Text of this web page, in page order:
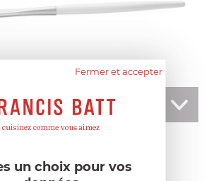
AFFINER
votre recherche
Fermer et accepter
un choix pour vos